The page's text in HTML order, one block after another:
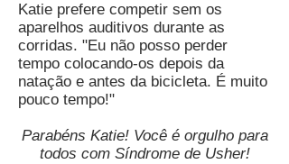
Katie prefere competir sem os
aparelhos auditivos durante as
corridas. "Eu não posso perder
tempo colocando-os depois da
natação e antes da bicicleta. É muito
pouco tempo!"
Parabéns Katie! Você é orgulho para
todos com Síndrome de Usher!